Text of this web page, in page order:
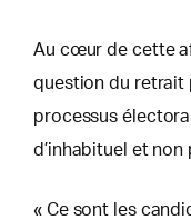
Au cœur de cette
question du retrait
processus
d’inhabituel et non
« Ce sont les